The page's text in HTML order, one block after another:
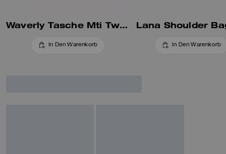
Vintage-Münztaschen.
einfach zu gut, um im Archiv zu
Waverly Tasche Mti Twin-Turnlock
In Den Warenkorb
Lana Shoulder
In Den Warenkorb